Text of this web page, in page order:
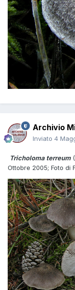
Archivio
Inviato 4
Tricholoma terreum
Ottobre 2005; Foto di